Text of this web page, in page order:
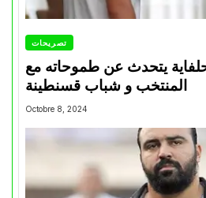
تصريحات
يتحدث عن طموحاته مع
المنتخب و شباب قسنطينة
Octobre 8, 2024